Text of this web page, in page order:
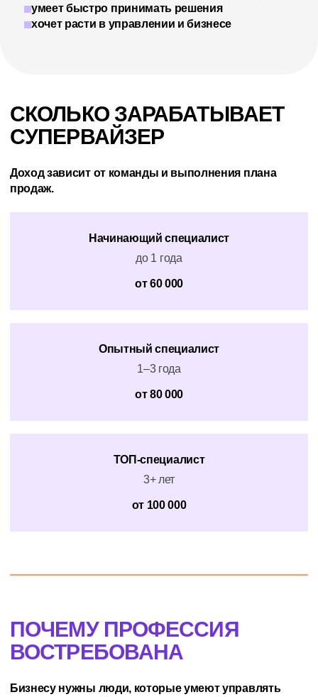
умеет быстро принимать решения
хочет расти в управлении и бизнесе
СКОЛЬКО ЗАРАБАТЫВАЕТ
СУПЕРВАЙЗЕР
Доход зависит от команды и выполнения плана
продаж.
Начинающий специалист
до 1 года
от 60 000
Опытный специалист
1–3 года
от 80 000
ТОП-специалист
3+ лет
от 100 000
ПОЧЕМУ ПРОФЕССИЯ
ВОСТРЕБОВАНА
Бизнесу нужны люди, которые умеют управлять